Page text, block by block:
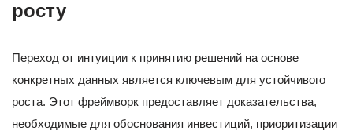
росту
Переход от интуиции к принятию решений на основе
конкретных данных является ключевым для устойчивого
роста. Этот фреймворк предоставляет доказательства,
необходимые для обоснования инвестиций, приоритизации